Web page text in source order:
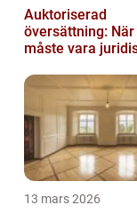
Auktoriserad
översättning:
måste vara
13 mars 2026